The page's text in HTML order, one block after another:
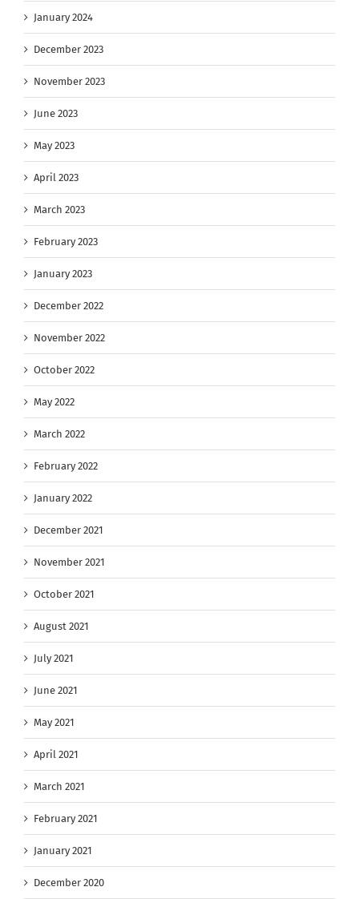
January 2024
December 2023
November 2023
June 2023
May 2023
April 2023
March 2023
February 2023
January 2023
December 2022
November 2022
October 2022
May 2022
March 2022
February 2022
January 2022
December 2021
November 2021
October 2021
August 2021
July 2021
June 2021
May 2021
April 2021
March 2021
February 2021
January 2021
December 2020